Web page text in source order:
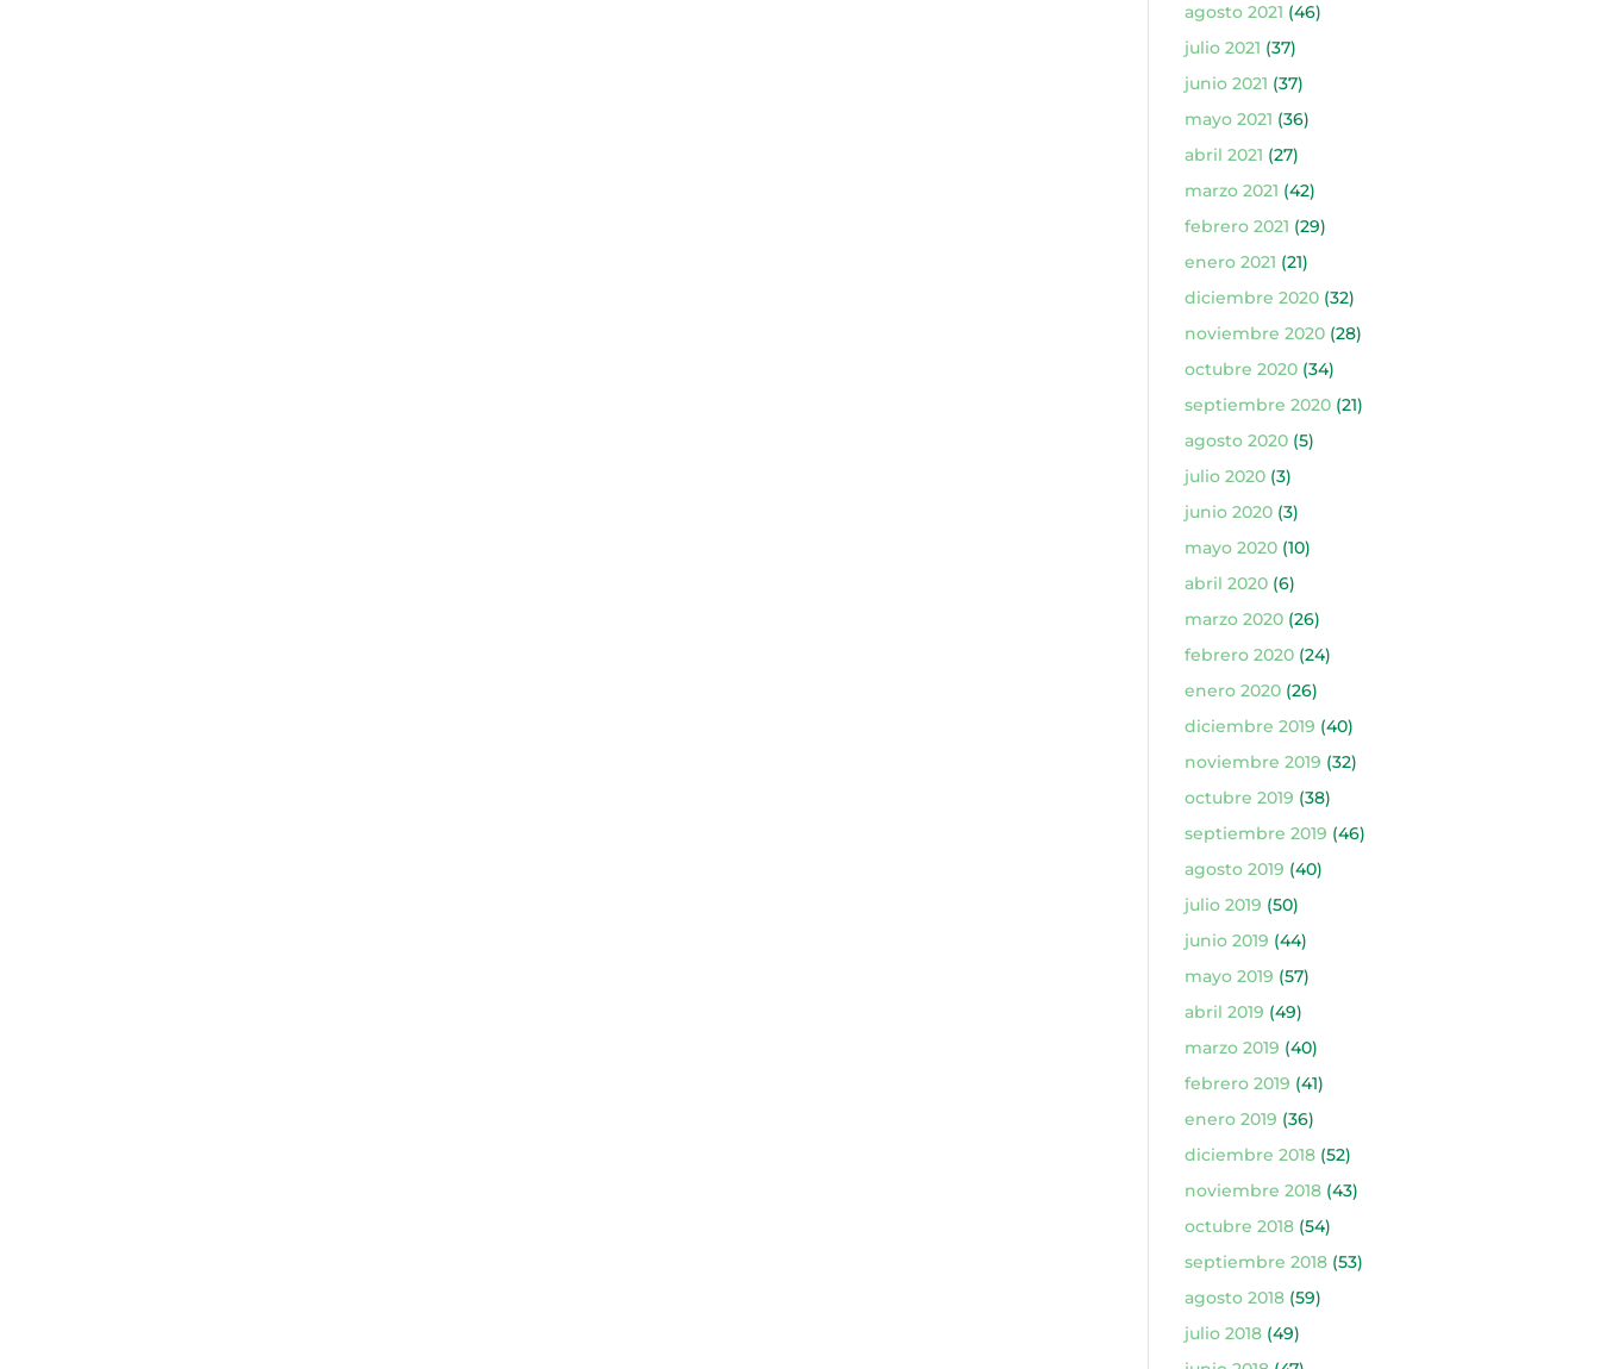
agosto 2021 (46)
julio 2021 (37)
junio 2021 (37)
mayo 2021 (36)
abril 2021 (27)
marzo 2021 (42)
febrero 2021 (29)
enero 2021 (21)
diciembre 2020(32)
noviembre 2020(28)
octubre 2020(34)
septiembre 2020(21)
agosto 2020(5)
julio 2020(3)
junio 2020(3)
mayo 2020(10)
abril 2020(6)
marzo 2020(26)
febrero 2020(24)
enero 2020(26)
diciembre 2019 (40)
noviembre 2019 (32)
octubre 2019 (38)
septiembre 2019 (46)
agosto 2019 (40)
julio 2019 (50)
junio 2019 (44)
mayo 2019 (57)
abril 2019 (49)
marzo 2019 (40)
febrero 2019 (41)
enero 2019 (36)
diciembre 2018(52)
noviembre 2018(43)
octubre 2018(54)
septiembre 2018(53)
agosto 2018(59)
julio 2018(49)